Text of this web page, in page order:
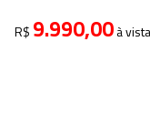
R$ 9.990,00à vista